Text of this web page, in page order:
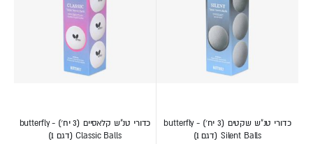
כדורי טנ"ש שקטים (3 יח׳) - butterfly
Silent Balls (דגם 1)
כדורי טנ"ש קלאסיים (3 יח׳) - butterfly
Classic Balls (דגם 1)